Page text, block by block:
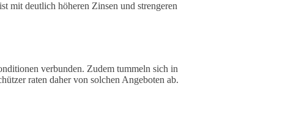
mit deutlich höheren Zinsen und strengeren
verbunden. Zudem tummeln sich in
raten daher von solchen Angeboten ab.